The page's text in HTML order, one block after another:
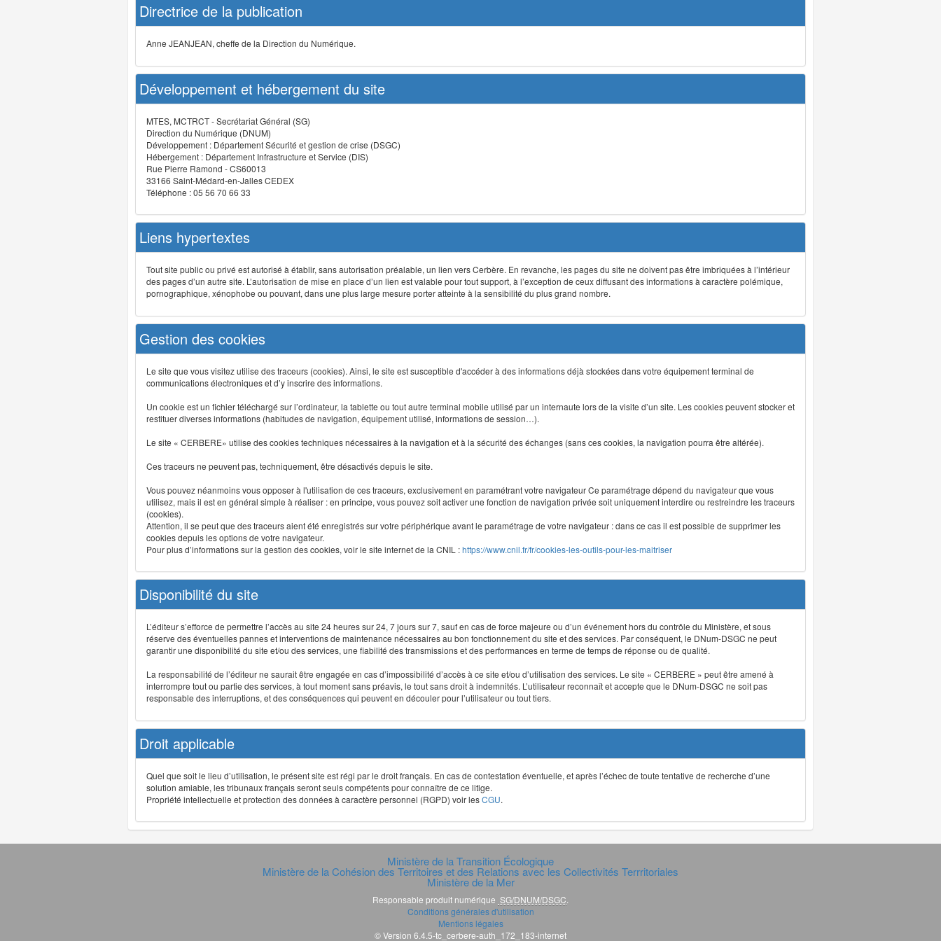
Directrice de la publication
Anne JEANJEAN, cheffe de la Direction du Numérique.
Développement et hébergement du site
MTES, MCTRCT - Secrétariat Général (SG)
Direction du Numérique (DNUM)
Développement : Département Sécurité et gestion de crise (DSGC)
Hébergement : Département Infrastructure et Service (DIS)
Rue Pierre Ramond - CS60013
33166 Saint-Médard-en-Jalles CEDEX
Téléphone : 05 56 70 66 33
Liens hypertextes
Tout site public ou privé est autorisé à établir, sans autorisation préalable, un lien vers Cerbère. En revanche, les pages du site ne doivent pas être imbriquées à l’intérieur
des pages d’un autre site. L’autorisation de mise en place d’un lien est valable pour tout support, à l’exception de ceux diffusant des informations à caractère polémique,
pornographique, xénophobe ou pouvant, dans une plus large mesure porter atteinte à la sensibilité du plus grand nombre.
Gestion des cookies
Le site que vous visitez utilise des traceurs (cookies). Ainsi, le site est susceptible d'accéder à des informations déjà stockées dans votre équipement terminal de
communications électroniques et d’y inscrire des informations.
Un cookie est un fichier téléchargé sur l’ordinateur, la tablette ou tout autre terminal mobile utilisé par un internaute lors de la visite d’un site. Les cookies peuvent stocker et
restituer diverses informations (habitudes de navigation, équipement utilisé, informations de session…).
Le site « CERBERE» utilise des cookies techniques nécessaires à la navigation et à la sécurité des échanges (sans ces cookies, la navigation pourra être altérée).
Ces traceurs ne peuvent pas, techniquement, être désactivés depuis le site.
Vous pouvez néanmoins vous opposer à l'utilisation de ces traceurs, exclusivement en paramétrant votre navigateur Ce paramétrage dépend du navigateur que vous
utilisez, mais il est en général simple à réaliser : en principe, vous pouvez soit activer une fonction de navigation privée soit uniquement interdire ou restreindre les traceurs
(cookies).
Attention, il se peut que des traceurs aient été enregistrés sur votre périphérique avant le paramétrage de votre navigateur : dans ce cas il est possible de supprimer les
cookies depuis les options de votre navigateur.
Pour plus d’informations sur la gestion des cookies, voir le site internet de la CNIL :https://www.cnil.fr/fr/cookies-les-outils-pour-les-maitriser
Disponibilité du site
L’éditeur s’efforce de permettre l’accès au site 24 heures sur 24, 7 jours sur 7, sauf en cas de force majeure ou d’un événement hors du contrôle du Ministère, et sous
réserve des éventuelles pannes et interventions de maintenance nécessaires au bon fonctionnement du site et des services. Par conséquent, le DNum-DSGC ne peut
garantir une disponibilité du site et/ou des services, une fiabilité des transmissions et des performances en terme de temps de réponse ou de qualité.
La responsabilité de l’éditeur ne saurait être engagée en cas d’impossibilité d’accès à ce site et/ou d’utilisation des services. Le site « CERBERE » peut être amené à
interrompre tout ou partie des services, à tout moment sans préavis, le tout sans droit à indemnités. L’utilisateur reconnaît et accepte que le DNum-DSGC ne soit pas
responsable des interruptions, et des conséquences qui peuvent en découler pour l’utilisateur ou tout tiers.
Droit applicable
Quel que soit le lieu d’utilisation, le présent site est régi par le droit français. En cas de contestation éventuelle, et après l’échec de toute tentative de recherche d’une
solution amiable, les tribunaux français seront seuls compétents pour connaître de ce litige.
Propriété intellectuelle et protection des données à caractère personnel (RGPD) voir lesCGU.
Ministère de la Transition Écologique
Ministère de la Cohésion des Territoires et des Relations avec les Collectivités Terrritoriales
Ministère de la Mer
Responsable produit numérique SG/DNUM/DSGC
Conditions générales d'utilisation
Mentions légales
© Version 6.4.5-tc_cerbere-auth_172_183-internet